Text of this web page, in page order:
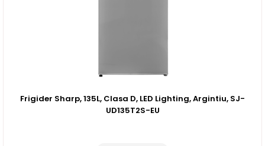
Frigider Sharp, 135L, Clasa D, LED Lighting, Argintiu, SJ-
UD135T2S-EU